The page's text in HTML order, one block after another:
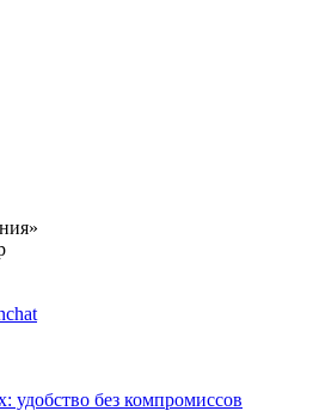
удобство без компромиссов